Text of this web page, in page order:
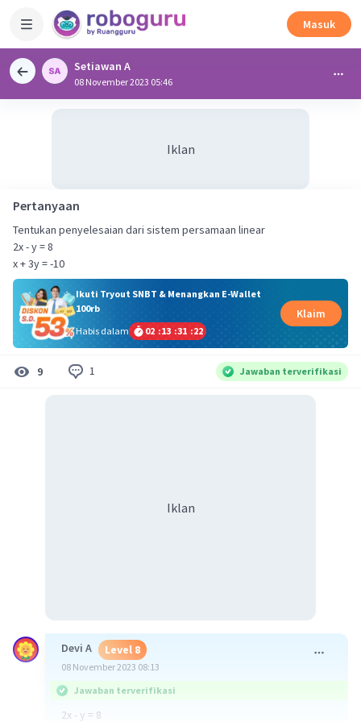
Masuk
Setiawan A
08 November 2023 05:46
Iklan
Pertanyaan
Tentukan penyelesaian dari sistem persamaan linear
2x - y = 8
x + 3y = -10
Ikuti Tryout SNBT & Menangkan E-Wallet
100rb
Habis dalam
02 :13 :31 :22
Klaim
9 1 Jawaban terverifikasi
Iklan
Devi A Level 8
08 November 2023 08:13
Jawaban terverifikasi
2x - y = 8